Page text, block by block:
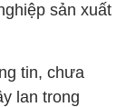
sản xuất
tin, chưa
lan trong